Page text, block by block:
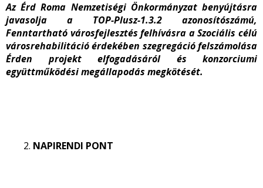
Az Érd Roma Nemzetiségi Önkormányzat benyújtásra
javasolja a TOP-Plusz-1.3.2 azonosítószámú,
Fenntartható városfejlesztés felhívásra a Szociális célú
városrehabilitáció érdekében szegregáció felszámolása
Érden projekt elfogadásáról és konzorciumi
együttműködési megállapodás megkötését.
NAPIRENDI PONT